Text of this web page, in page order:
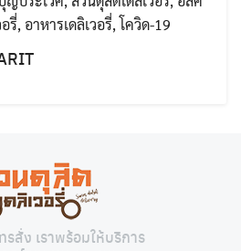
Search
รี่, อาหารเดลิเวอรี่, โควิด-19
รสั่ง เราพร้อมให้บริการ